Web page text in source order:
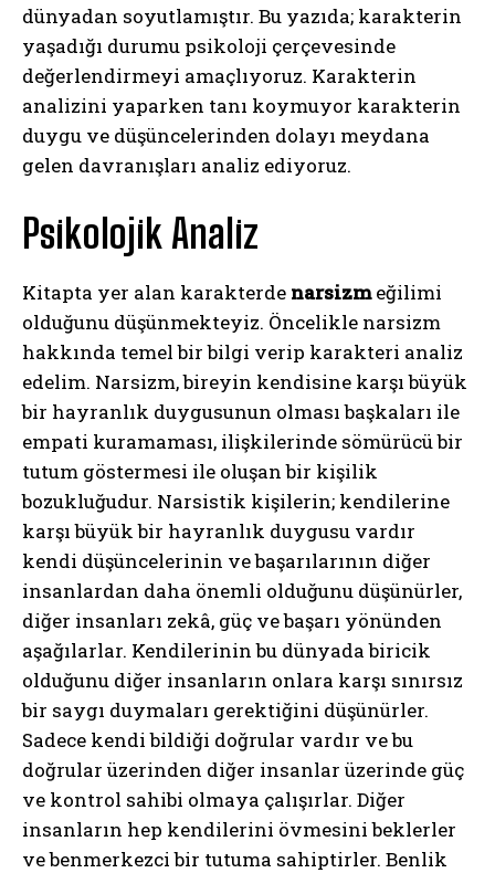
dünyadan soyutlamıştır. Bu yazıda; karakterin
yaşadığı durumu psikoloji çerçevesinde
değerlendirmeyi amaçlıyoruz. Karakterin
analizini yaparken tanı koymuyor karakterin
duygu ve düşüncelerinden dolayı meydana
gelen davranışları analiz ediyoruz.
Psikolojik Analiz
Kitapta yer alan karakterde narsizmeğilimi
olduğunu düşünmekteyiz. Öncelikle narsizm
hakkında temel bir bilgi verip karakteri analiz
edelim. Narsizm, bireyin kendisine karşı büyük
bir hayranlık duygusunun olması başkaları ile
empati kuramaması, ilişkilerinde sömürücü bir
tutum göstermesi ile oluşan bir kişilik
bozukluğudur. Narsistik kişilerin; kendilerine
karşı büyük bir hayranlık duygusu vardır
kendi düşüncelerinin ve başarılarının diğer
insanlardan daha önemli olduğunu düşünürler,
diğer insanları zekâ, güç ve başarı yönünden
aşağılarlar. Kendilerinin bu dünyada biricik
olduğunu diğer insanların onlara karşı sınırsız
bir saygı duymaları gerektiğini düşünürler.
Sadece kendi bildiği doğrular vardır ve bu
doğrular üzerinden diğer insanlar üzerinde güç
ve kontrol sahibi olmaya çalışırlar. Diğer
insanların hep kendilerini övmesini beklerler
ve benmerkezci bir tutuma sahiptirler. Benlik